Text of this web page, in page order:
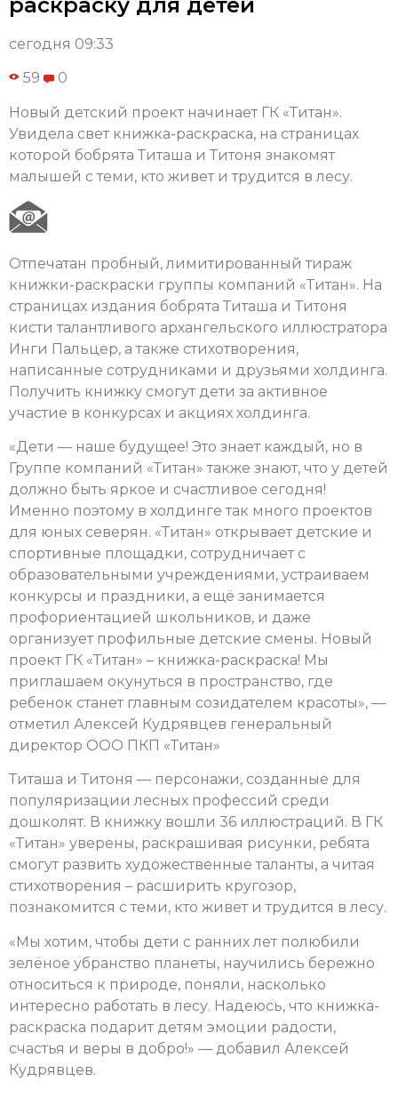
сегодня 09:33
59 0
Новый детский проект начинает ГК «Титан».
Увидела свет книжка-раскраска, на страницах
которой бобрята Титаша и Титоня знакомят
малышей с теми, кто живет и трудится в лесу.
Отпечатан пробный, лимитированный тираж
книжки-раскраски группы компаний «Титан». На
страницах издания бобрята Титаша и Титоня
кисти талантливого архангельского иллюстратора
Инги Пальцер, а также стихотворения,
написанные сотрудниками и друзьями холдинга.
Получить книжку смогут дети за активное
участие в конкурсах и акциях холдинга.
«Дети — наше будущее! Это знает каждый, но в
Группе компаний «Титан» также знают, что у детей
должно быть яркое и счастливое сегодня!
Именно поэтому в холдинге так много проектов
для юных северян. «Титан» открывает детские и
спортивные площадки, сотрудничает с
образовательными учреждениями, устраиваем
конкурсы и праздники, а ещё занимается
профориентацией школьников, и даже
организует профильные детские смены. Новый
проект ГК «Титан» – книжка-раскраска! Мы
приглашаем окунуться в пространство, где
ребенок станет главным созидателем красоты», —
отметил Алексей Кудрявцев генеральный
директор ООО ПКП «Титан»
Титаша и Титоня — персонажи, созданные для
популяризации лесных профессий среди
дошколят. В книжку вошли 36 иллюстраций. В ГК
«Титан» уверены, раскрашивая рисунки, ребята
смогут развить художественные таланты, а читая
стихотворения – расширить кругозор,
познакомится с теми, кто живет и трудится в лесу.
«Мы хотим, чтобы дети с ранних лет полюбили
зелёное убранство планеты, научились бережно
относиться к природе, поняли, насколько
интересно работать в лесу. Надеюсь, что книжка-
раскраска подарит детям эмоции радости,
счастья и веры в добро!» — добавил Алексей
Кудрявцев.